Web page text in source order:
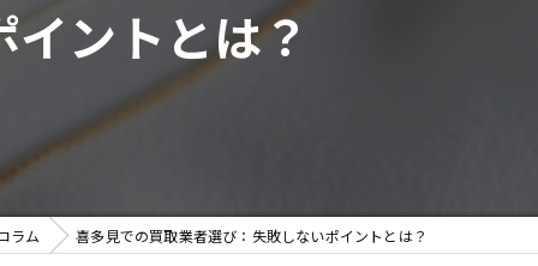
時計
金貨
ネックレス
ントとは？
ラム 喜多見での買取業者選び：失敗しないポイントとは？